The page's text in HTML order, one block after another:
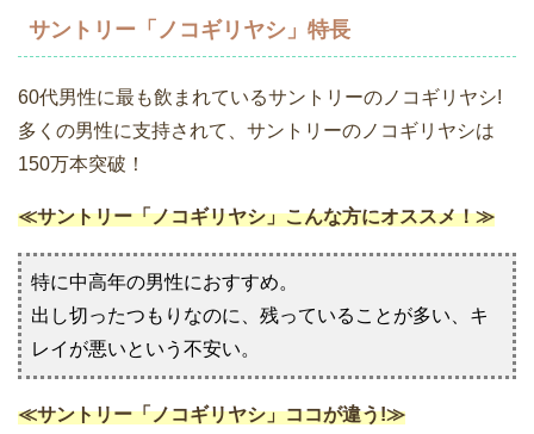
サントリー「ノコギリヤシ」特長
60代男性に最も飲まれているサントリーのノコギリヤシ!
多くの男性に支持されて、サントリーのノコギリヤシは
150万本突破！
≪サントリー「ノコギリヤシ」こんな方にオススメ！≫
特に中高年の男性におすすめ。
出し切ったつもりなのに、残っていることが多い、キ
レイが悪いという不安い。
≪サントリー「ノコギリヤシ」ココが違う!≫